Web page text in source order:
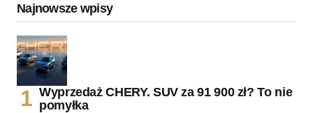
Najnowsze wpisy
Wyprzedaż CHERY. SUV za 91 900 zł? To nie
pomyłka